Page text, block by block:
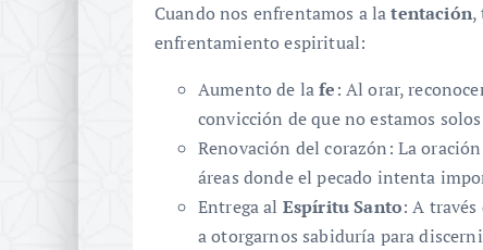
Cuando nos enfrentamos a latentación,
enfrentamiento espiritual:
Aumento de lafe: Al orar,
convicción de que no estamos
Renovación del corazón: La
áreas donde el pecado intenta
Entrega al Espíritu Santo: A
a otorgarnos sabiduría para